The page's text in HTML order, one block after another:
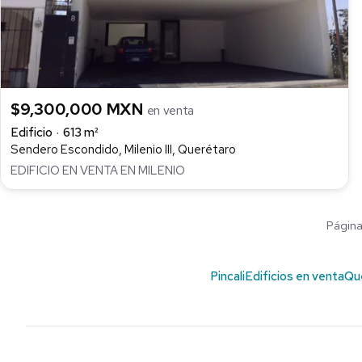
$9,300,000 MXN en venta
Edificio
613 m²
Sendero Escondido, Milenio III, Querétaro
EDIFICIO EN VENTA EN MILENIO
PincaliEdificios en venta